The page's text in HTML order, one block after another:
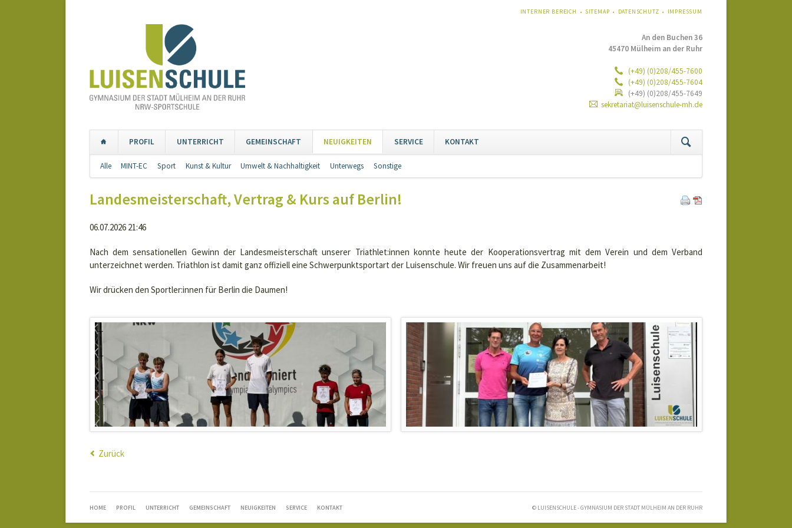
NAVIGATION
INTERNER BEREICH SITEMAP DATENSCHUTZ IMPRESSUM
An den Buchen 36
45470 Mülheim an der Ruhr
(+49) (0)208/455-7600
(+49) (0)208/455-7604
(+49) (0)208/455-7649
sekretariat@luisenschule-mh.de
überspringen
PROFIL UNTERRICHT GEMEINSCHAFT NEUIGKEITEN SERVICE KONTAKT
überspringen
Alle MINT-EC Sport Kunst & Kultur Umwelt & Nachhaltigkeit Unterwegs Sonstige
Landesmeisterschaft, Vertrag & Kurs auf Berlin!
06.07.2026 21:46
Nach dem sensationellen Gewinn der Landesmeisterschaft unserer Triathlet:innen konnte heute der Kooperationsvertrag mit dem Verein und dem Verband
unterzeichnet werden. Triathlon ist damit ganz offiziell eine Schwerpunktsportart der Luisenschule. Wir freuen uns auf die Zusammenarbeit!
Wir drücken den Sportler:innen für Berlin die Daumen!
Zurück
NAVIGATION
HOME PROFIL UNTERRICHT GEMEINSCHAFT NEUIGKEITEN SERVICE KONTAKT © LUISENSCHULE - GYMNASIUM DER STADT MÜLHEIM AN DER RUHR